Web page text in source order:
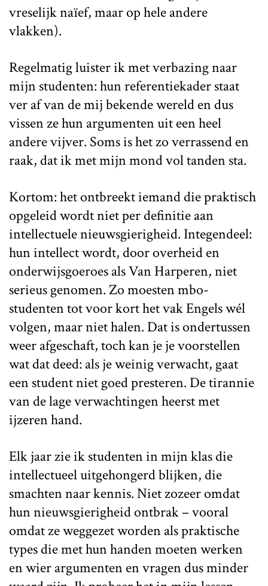
vreselijk naïef, maar op hele andere
vlakken).
Regelmatig luister ik met verbazing naar
mijn studenten: hun referentiekader staat
ver af van de mij bekende wereld en dus
vissen ze hun argumenten uit een heel
andere vijver. Soms is het zo verrassend en
raak, dat ik met mijn mond vol tanden sta.
Kortom: het ontbreekt iemand die praktisch
opgeleid wordt niet per definitie aan
intellectuele nieuwsgierigheid. Integendeel:
hun intellect wordt, door overheid en
onderwijsgoeroes als Van Harperen, niet
serieus genomen. Zo moesten mbo-
studenten tot voor kort het vak Engels wél
volgen, maar niet halen. Dat is ondertussen
weer afgeschaft, toch kan je je voorstellen
wat dat deed: als je weinig verwacht, gaat
een student niet goed presteren. De tirannie
van de lage verwachtingen heerst met
ijzeren hand.
Elk jaar zie ik studenten in mijn klas die
intellectueel uitgehongerd blijken, die
smachten naar kennis. Niet zozeer omdat
hun nieuwsgierigheid ontbrak – vooral
omdat ze weggezet worden als praktische
types die met hun handen moeten werken
en wier argumenten en vragen dus minder